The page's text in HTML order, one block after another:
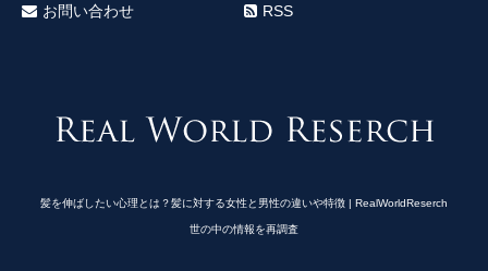
お問い合わせ RSS
髪を伸ばしたい心理とは？髪に対する女性と男性の違いや特徴 | RealWorldReserch
世の中の情報を再調査